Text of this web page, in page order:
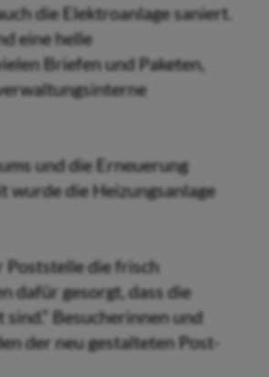
die Elektroanlage saniert.
eine helle
Briefen und Paketen,
und die Erneuerung
wurde die Heizungsanlage
Poststelle die frisch
dafür gesorgt, dass die
Besucherinnen und
der neu gestalteten Post-